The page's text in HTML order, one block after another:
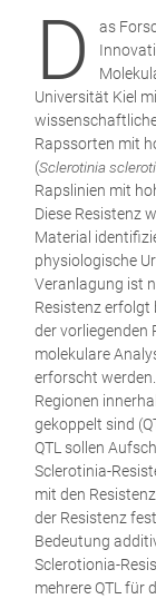
D
as
Universität Kiel
Rapssorten mit
(Sclerotinia
Rapslinien mit
Diese Resistenz
Material
physiologische
Veranlagung ist
Resistenz erfolgt
der vorliegenden
molekulare
erforscht
Regionen
gekoppelt sind
QTL sollen
Sclerotinia-
mit den
der Resistenz
Bedeutung
Sclerotionia-
mehrere QTL für